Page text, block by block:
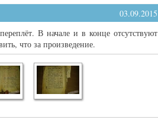
03.09.2015
В начале и в конце отсутствуют
что за произведение.